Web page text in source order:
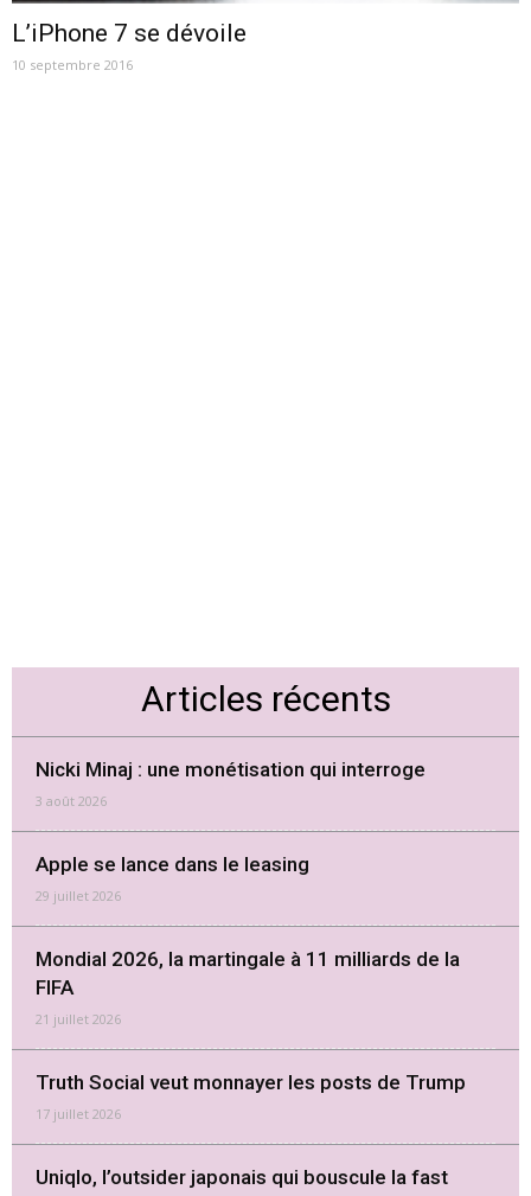
L’iPhone 7 se dévoile
10 septembre 2016
Articles récents
Nicki Minaj : une monétisation qui interroge
3 août 2026
Apple se lance dans le leasing
29 juillet 2026
Mondial 2026, la martingale à 11 milliards de la
FIFA
21 juillet 2026
Truth Social veut monnayer les posts de Trump
17 juillet 2026
Uniqlo, l’outsider japonais qui bouscule la fast